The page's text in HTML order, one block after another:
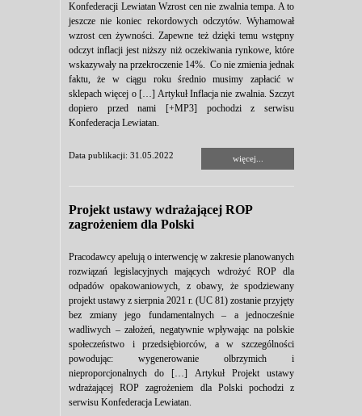
Konfederacji Lewiatan Wzrost cen nie zwalnia tempa. A to
jeszcze nie koniec rekordowych odczytów. Wyhamował
wzrost cen żywności. Zapewne też dzięki temu wstępny
odczyt inflacji jest niższy niż oczekiwania rynkowe, które
wskazywały na przekroczenie 14%. Co nie zmienia jednak
faktu, że w ciągu roku średnio musimy zapłacić w
sklepach więcej o […] Artykuł Inflacja nie zwalnia. Szczyt
dopiero przed nami [+MP3] pochodzi z serwisu
Konfederacja Lewiatan.
Data publikacji: 31.05.2022 więcej...
Projekt ustawy wdrażającej ROP
zagrożeniem dla Polski
Pracodawcy apelują o interwencję w zakresie planowanych
rozwiązań legislacyjnych mających wdrożyć ROP dla
odpadów opakowaniowych, z obawy, że spodziewany
projekt ustawy z sierpnia 2021 r. (UC 81) zostanie przyjęty
bez zmiany jego fundamentalnych – a jednocześnie
wadliwych – założeń, negatywnie wpływając na polskie
społeczeństwo i przedsiębiorców, a w szczególności
powodując: wygenerowanie olbrzymich i
nieproporcjonalnych do […] Artykuł Projekt ustawy
wdrażającej ROP zagrożeniem dla Polski pochodzi z
serwisu Konfederacja Lewiatan.